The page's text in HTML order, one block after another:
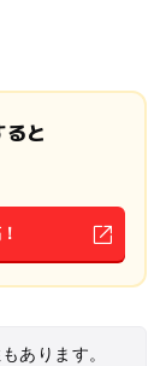
と
あります。